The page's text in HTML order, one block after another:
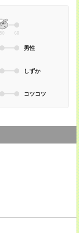
50 60
男性
しずか
コツコツ